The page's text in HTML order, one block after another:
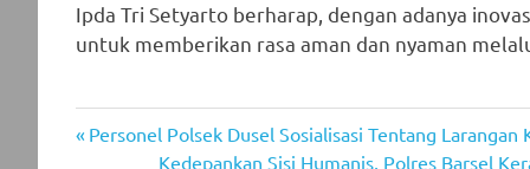
Ipda Tri Setyarto berharap, dengan adanya
untuk memberikan rasa aman dan nyaman
Post
Previous
Personel Polsek Dusel Sosialisasi Tentang Larangan
Next
Kedepankan Sisi Humanis, Polres Barsel